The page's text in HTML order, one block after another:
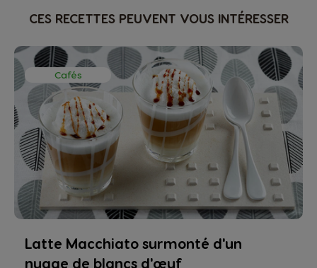
CES RECETTES PEUVENT VOUS INTÉRESSER
Cafés
Latte Macchiato surmonté d'un
nuage de blancs d'œuf